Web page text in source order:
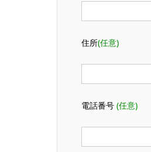
住所(任意)
電話番号 (任意)